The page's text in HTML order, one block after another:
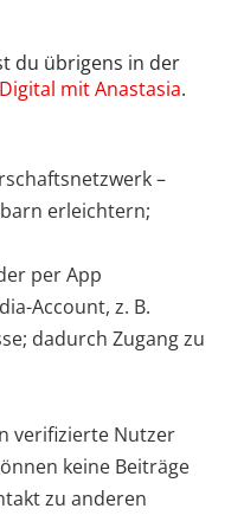
du übrigens in der
mit Anastasia.
–
erleichtern;
per App
Account, z. B.
dadurch Zugang zu
verifizierte Nutzer
keine Beiträge
zu anderen